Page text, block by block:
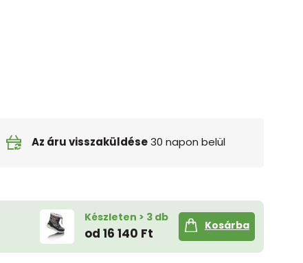
Az áru visszaküldése30 napon belül
Készleten > 3 db
od 16 140 Ft
Kosárba